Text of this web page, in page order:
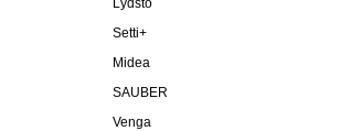
Lydsto
Setti+
Midea
SAUBER
Venga